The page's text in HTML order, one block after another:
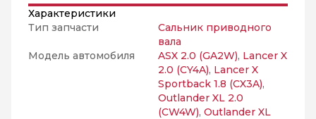
Характеристики
Тип запчасти
Сальник приводного
вала
Модель автомобиля
ASX 2.0 (GA2W), Lancer X
2.0 (CY4A), Lancer X
Sportback 1.8 (CX3A),
Outlander XL 2.0
(CW4W), Outlander XL